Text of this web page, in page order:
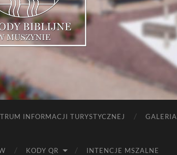
Muszyńskie
INFORMACJI TURYSTYCZNEJ GALERIA
KODY QR INTENCJE MSZALNE